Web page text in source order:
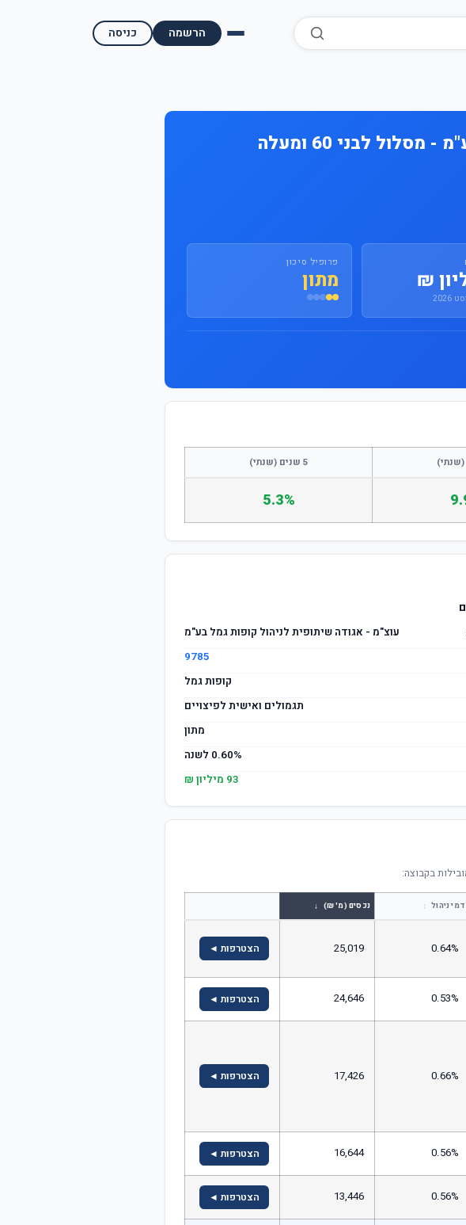
כניסה הרשמה
השוואת בתי השקעות למסחר עצמאי
אודות גמל טופ
לבני 60 ומעלה
פרופיל סיכון
מתון
5 שנים (שנתי)
5.3%
עוצ"מ - אגודה שיתופית לניהול קופות גמל בע"מ
9785
קופות גמל
תגמולים ואישית לפיצויים
מתון
0.60% לשנה
93 מיליון ₪
בקבוצה:
דמי ניהול ↕ נכסים (מ' ₪) ↓
0.64%
25,019 הצטרפות ◄
0.53%
24,646 הצטרפות ◄
0.66%
17,426 הצטרפות ◄
0.56%
16,644 הצטרפות ◄
0.56%
13,446 הצטרפות ◄